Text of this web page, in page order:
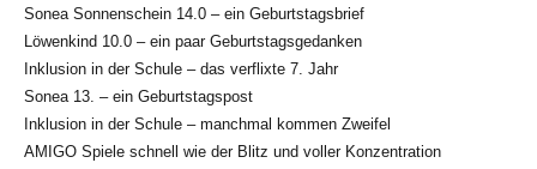
Sonea Sonnenschein 14.0 – ein Geburtstagsbrief
Löwenkind 10.0 – ein paar Geburtstagsgedanken
Inklusion in der Schule – das verflixte 7. Jahr
Sonea 13. – ein Geburtstagspost
Inklusion in der Schule – manchmal kommen Zweifel
AMIGO Spiele schnell wie der Blitz und voller Konzentration